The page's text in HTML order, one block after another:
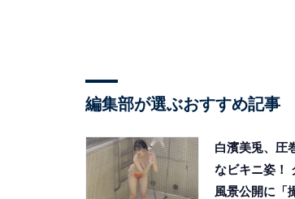
編集部が選ぶおすすめ記事
白濱美兎、圧
なビキニ姿！
風景公開に「